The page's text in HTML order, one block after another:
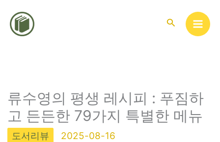
검
류수영의 평생 레시피 : 푸짐하
고 든든한 79가지 특별한 메뉴
도서리뷰 2025-08-16